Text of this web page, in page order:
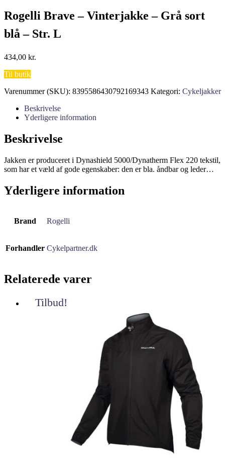
Rogelli Brave – Vinterjakke – Grå sort
blå – Str. L
434,00 kr.
Til butik
Varenummer (SKU): 8395586430792169343 Kategori: Cykeljakker
Beskrivelse
Yderligere information
Beskrivelse
Jakken er produceret i Dynashield 5000/Dynatherm Flex 220 tekstil,
som har et væld af gode egenskaber: den er bla. åndbar og leder…
Yderligere information
Brand Rogelli
Forhandler Cykelpartner.dk
Relaterede varer
Tilbud!